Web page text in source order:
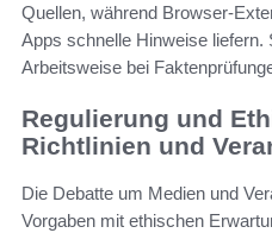
Quellen, während Browser-
Apps schnelle Hinweise liefern.
Arbeitsweise bei
Regulierung und
Richtlinien und
Die Debatte um Medien und
Vorgaben mit ethischen